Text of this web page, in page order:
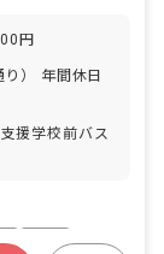
円
） 年間休日
援学校前バス
有給